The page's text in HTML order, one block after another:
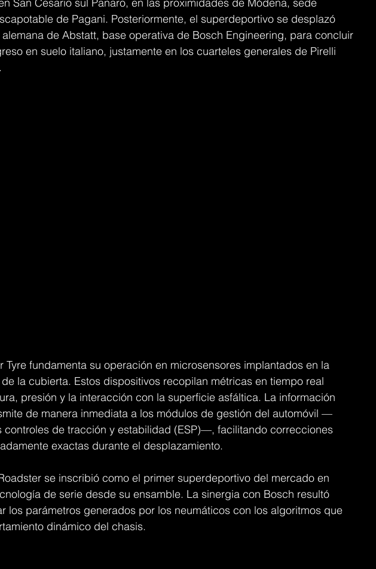
San Cesario sul Panaro, en las proximidades de Módena, sede
de Pagani. Posteriormente, el superdeportivo se desplazó
de Abstatt, base operativa de Bosch Engineering, para concluir
en suelo italiano, justamente en los cuarteles generales de Pirelli
Tyre fundamenta su operación en microsensores implantados en la
la cubierta. Estos dispositivos recopilan métricas en tiempo real
presión y la interacción con la superficie asfáltica. La información
de manera inmediata a los módulos de gestión del automóvil —
controles de tracción y estabilidad (ESP)—, facilitando correcciones
exactas durante el desplazamiento.
se inscribió como el primer superdeportivo del mercado en
de serie desde su ensamble. La sinergia con Bosch resultó
los parámetros generados por los neumáticos con los algoritmos que
dinámico del chasis.